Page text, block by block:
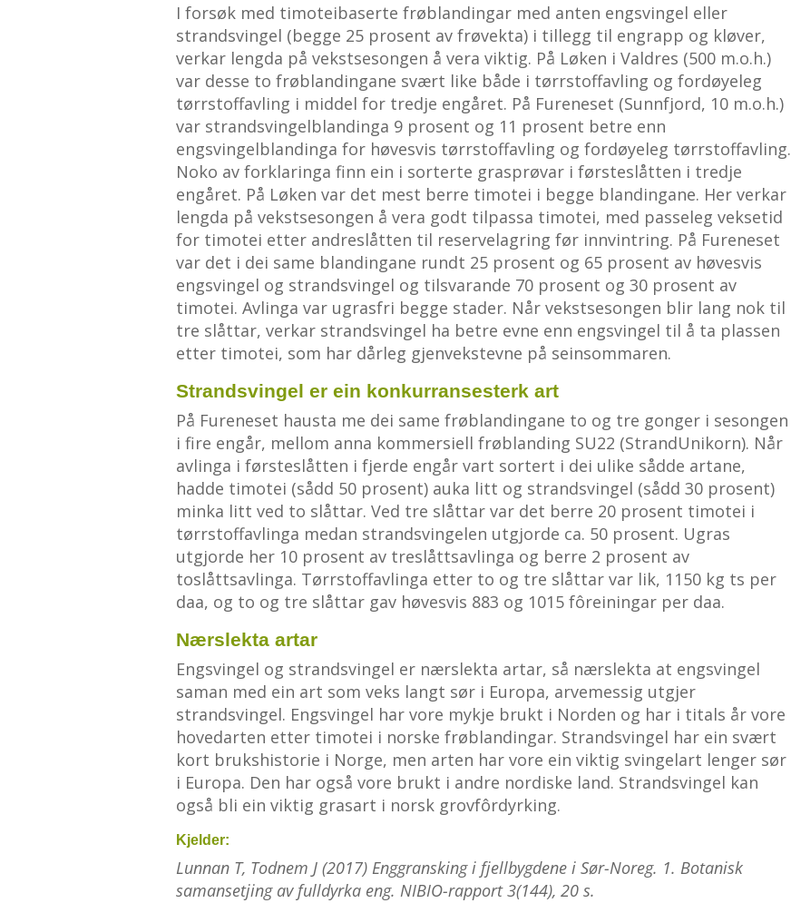
I forsøk med timoteibaserte frøblandingar med anten engsvingel eller
strandsvingel (begge 25 prosent av frøvekta) i tillegg til engrapp og kløver,
verkar lengda på vekstsesongen å vera viktig. På Løken i Valdres (500 m.o.h.)
var desse to frøblandingane svært like både i tørrstoffavling og fordøyeleg
tørrstoffavling i middel for tredje engåret. På Fureneset (Sunnfjord, 10 m.o.h.)
var strandsvingelblandinga 9 prosent og 11 prosent betre enn
engsvingelblandinga for høvesvis tørrstoffavling og fordøyeleg tørrstoffavling.
Noko av forklaringa finn ein i sorterte grasprøvar i førsteslåtten i tredje
engåret. På Løken var det mest berre timotei i begge blandingane. Her verkar
lengda på vekstsesongen å vera godt tilpassa timotei, med passeleg veksetid
for timotei etter andreslåtten til reservelagring før innvintring. På Fureneset
var det i dei same blandingane rundt 25 prosent og 65 prosent av høvesvis
engsvingel og strandsvingel og tilsvarande 70 prosent og 30 prosent av
timotei. Avlinga var ugrasfri begge stader. Når vekstsesongen blir lang nok til
tre slåttar, verkar strandsvingel ha betre evne enn engsvingel til å ta plassen
etter timotei, som har dårleg gjenvekstevne på seinsommaren.
Strandsvingel er ein konkurransesterk art
På Fureneset hausta me dei same frøblandingane to og tre gonger i sesongen
i fire engår, mellom anna kommersiell frøblanding SU22 (StrandUnikorn). Når
avlinga i førsteslåtten i fjerde engår vart sortert i dei ulike sådde artane,
hadde timotei (sådd 50 prosent) auka litt og strandsvingel (sådd 30 prosent)
minka litt ved to slåttar. Ved tre slåttar var det berre 20 prosent timotei i
tørrstoffavlinga medan strandsvingelen utgjorde ca. 50 prosent. Ugras
utgjorde her 10 prosent av treslåttsavlinga og berre 2 prosent av
toslåttsavlinga. Tørrstoffavlinga etter to og tre slåttar var lik, 1150 kg ts per
daa, og to og tre slåttar gav høvesvis 883 og 1015 fôreiningar per daa.
Nærslekta artar
Engsvingel og strandsvingel er nærslekta artar, så nærslekta at engsvingel
saman med ein art som veks langt sør i Europa, arvemessig utgjer
strandsvingel. Engsvingel har vore mykje brukt i Norden og har i titals år vore
hovedarten etter timotei i norske frøblandingar. Strandsvingel har ein svært
kort brukshistorie i Norge, men arten har vore ein viktig svingelart lenger sør
i Europa. Den har også vore brukt i andre nordiske land. Strandsvingel kan
også bli ein viktig grasart i norsk grovfôrdyrking.
Kjelder:
Lunnan T, Todnem J (2017) Enggransking i fjellbygdene i Sør-Noreg. 1. Botanisk
samansetjing av fulldyrka eng. NIBIO-rapport 3(144), 20 s.